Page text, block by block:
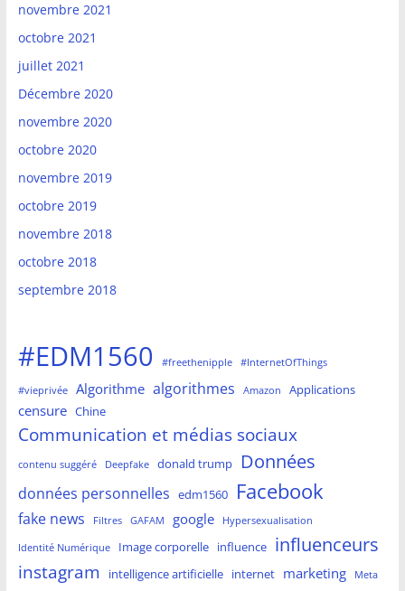
novembre 2021
octobre 2021
juillet 2021
Décembre 2020
novembre 2020
octobre 2020
novembre 2019
octobre 2019
novembre 2018
octobre 2018
septembre 2018
#EDM1560 #freethenipple #InternetOfThings
#vieprivée Algorithme algorithmes Amazon Applications
censure Chine
Communication et médias sociaux
contenu suggéré Deepfake donald trump Données
données personnelles edm1560 Facebook
fake news Filtres GAFAM google Hypersexualisation
Identité Numérique Image corporelle influence influenceurs
instagram intelligence artificielle internet marketing Meta